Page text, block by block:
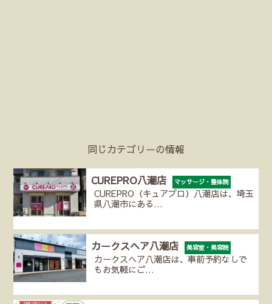
同じカテゴリーの情報
CUREPRO八潮店 マッサージ・整体院
CUREPRO（キュアプロ）八潮店は、埼玉
県八潮市にある…
カークスヘア八潮店 美容室・美容院
カークスヘア八潮店は、事前予約なしで
もお気軽にご…